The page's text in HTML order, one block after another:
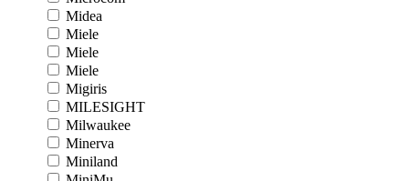
Midea
Miele
Miele
Miele
Migiris
MILESIGHT
Milwaukee
Minerva
Miniland